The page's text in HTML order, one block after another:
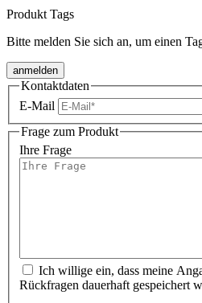
Produkt Tags
Bitte melden Sie sich an, um einen
anmelden
Kontaktdaten
E-Mail
Frage zum Produkt
Ihre Frage
Rückfragen dauerhaft gespeichert